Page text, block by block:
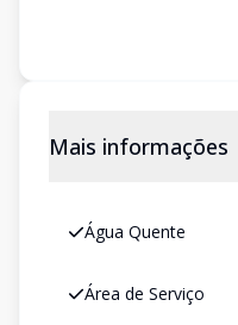
Mais informações
Água Quente
Área de Serviço